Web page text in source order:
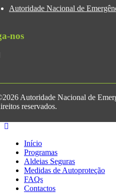
Autoridade Nacional de
nos
Autoridade Nacional de
reservados.
Início
Programas
Aldeias Seguras
Medidas de Autoproteção
FAQs
Contactos